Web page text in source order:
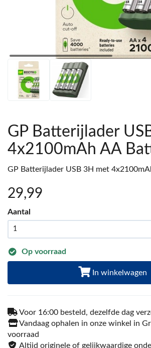
GP Batterijlader
4x2100mAh AA
GP Batterijlader USB 3H met
29,99
Aantal
Op voorraad
In winkelwagen
Voor 16:00 besteld, dezelfde dag
Vandaag ophalen in onze winkel in
voorraad
Altijd originele of gelijkwaardige